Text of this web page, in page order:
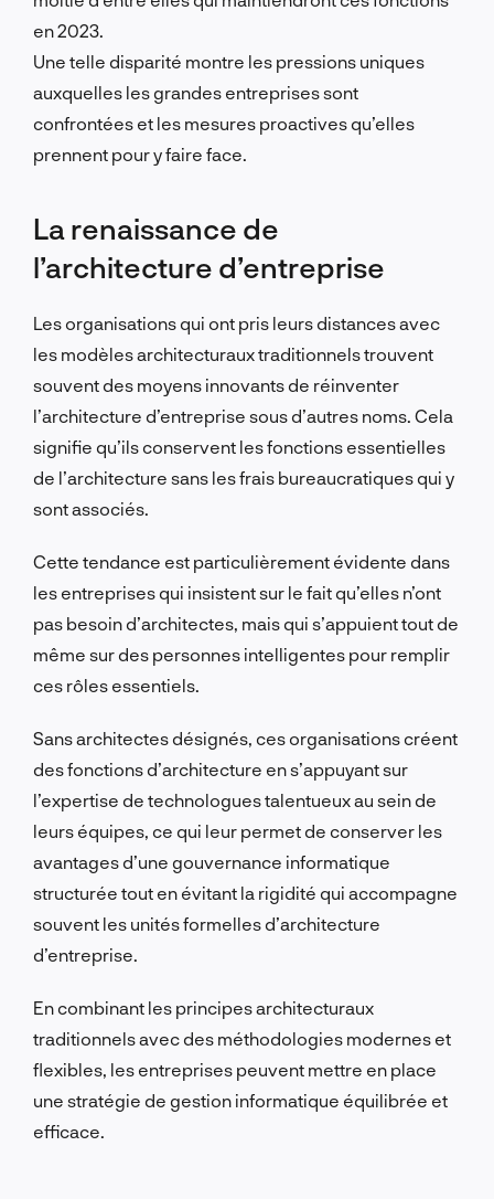
en 2023.
Une telle disparité montre les pressions uniques
auxquelles les grandes entreprises sont
confrontées et les mesures proactives qu’elles
prennent pour y faire face.
La renaissance de
l’architecture d’entreprise
Les organisations qui ont pris leurs distances avec
les modèles architecturaux traditionnels trouvent
souvent des moyens innovants de réinventer
l’architecture d’entreprise sous d’autres noms. Cela
signifie qu’ils conservent les fonctions essentielles
de l’architecture sans les frais bureaucratiques qui y
sont associés.
Cette tendance est particulièrement évidente dans
les entreprises qui insistent sur le fait qu’elles n’ont
pas besoin d’architectes, mais qui s’appuient tout de
même sur des personnes intelligentes pour remplir
ces rôles essentiels.
Sans architectes désignés, ces organisations créent
des fonctions d’architecture en s’appuyant sur
l’expertise de technologues talentueux au sein de
leurs équipes, ce qui leur permet de conserver les
avantages d’une gouvernance informatique
structurée tout en évitant la rigidité qui accompagne
souvent les unités formelles d’architecture
d’entreprise.
En combinant les principes architecturaux
traditionnels avec des méthodologies modernes et
flexibles, les entreprises peuvent mettre en place
une stratégie de gestion informatique équilibrée et
efficace.